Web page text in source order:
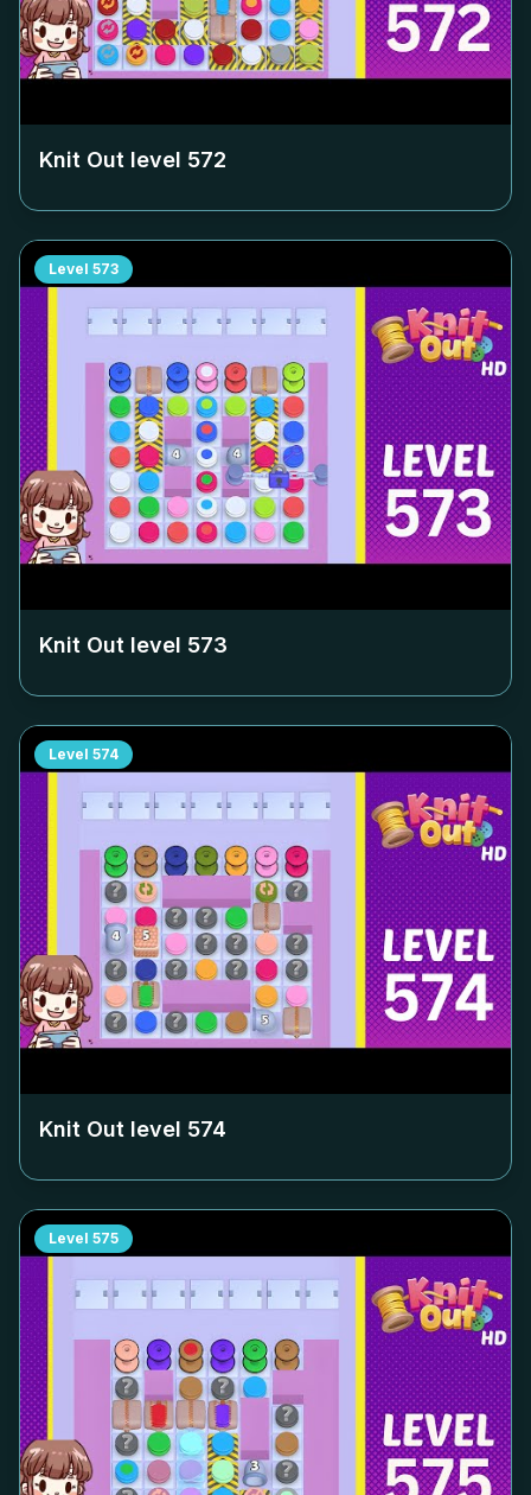
Knit Out level 572
Level 573
Knit Out level 573
Level 574
Knit Out level 574
Level 575